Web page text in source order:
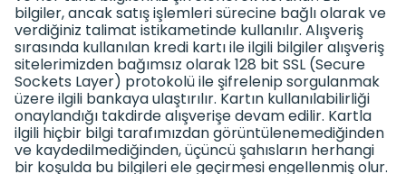
bilgiler, ancak satış işlemleri sürecine bağlı olarak ve
verdiğiniz talimat istikametinde kullanılır. Alışveriş
sırasında kullanılan kredi kartı ile ilgili bilgiler alışveriş
sitelerimizden bağımsız olarak 128 bit SSL (Secure
Sockets Layer) protokolü ile şifrelenip sorgulanmak
üzere ilgili bankaya ulaştırılır. Kartın kullanılabilirliği
onaylandığı takdirde alışverişe devam edilir. Kartla
ilgili hiçbir bilgi tarafımızdan görüntülenemediğinden
ve kaydedilmediğinden, üçüncü şahısların herhangi
bir koşulda bu bilgileri ele geçirmesi engellenmiş olur.